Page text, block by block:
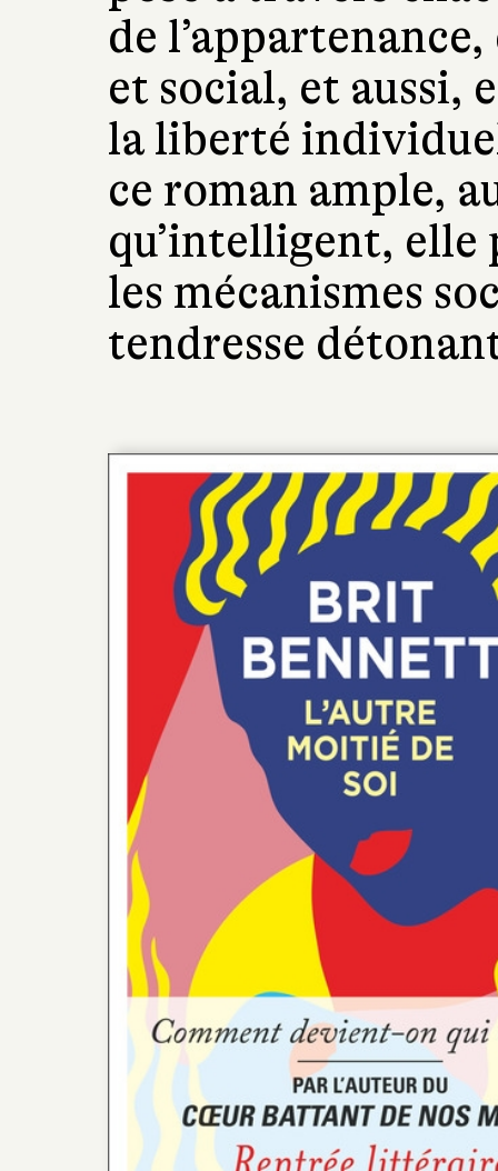
de
et social, et aussi,
la liberté
ce roman ample,
qu’intelligent,
les mécanismes
tendresse